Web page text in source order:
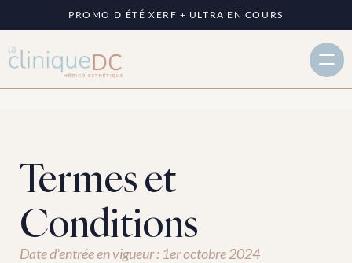
PROMO D'ÉTÉ XERF + ULTRA EN COURS
Termes et
Conditions
Date d'entrée en vigueur : 1er octobre 2024